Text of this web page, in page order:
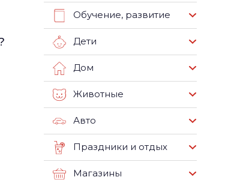
Обучение, развитие
Дети
Дом
Животные
Авто
Праздники и отдых
Магазины